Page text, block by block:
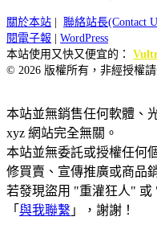
關於本站 聯絡站長(Contact
閱電子報
WordPress
本站使用又快又便宜的：
© 2026 版權所有，非經授權
本站並無銷售任何軟體、
xyz 網站完全無關。
本站並無委託或授權任何
修買賣、宣傳推廣或商品
若發現盜用 "重灌狂人"
「 與我聯繫 」，謝謝！